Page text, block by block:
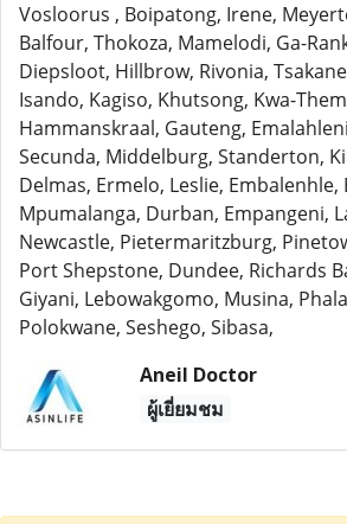
Vosloorus , Boipatong, Irene,
Balfour, Thokoza, Mamelodi, Ga-
Diepsloot, Hillbrow, Rivonia,
Isando, Kagiso, Khutsong, Kwa-
Hammanskraal, Gauteng,
Secunda, Middelburg, Standerton,
Delmas, Ermelo, Leslie, Embalenhle,
Mpumalanga, Durban, Empangeni,
Newcastle, Pietermaritzburg,
Port Shepstone, Dundee, Richards
Giyani, Lebowakgomo, Musina,
Polokwane, Seshego, Sibasa,
Aneil Doctor
ผู้เยี่ยมชม